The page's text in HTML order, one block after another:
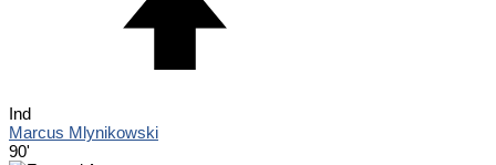
Ind
Marcus Mlynikowski
90'